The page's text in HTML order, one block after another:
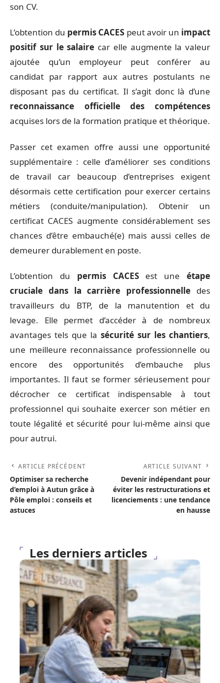
son CV.
L’obtention du permis CACES peut avoir un impact
positif sur le salaire car elle augmente la valeur
ajoutée qu’un employeur peut conférer au
candidat par rapport aux autres postulants ne
disposant pas du certificat. Il s’agit donc là d’une
reconnaissance officielle des compétences
acquises lors de la formation pratique et théorique.
Passer cet examen offre aussi une opportunité
supplémentaire : celle d’améliorer ses conditions
de travail car beaucoup d’entreprises exigent
désormais cette certification pour exercer certains
métiers (conduite/manipulation). Obtenir un
certificat CACES augmente considérablement ses
chances d’être embauché(e) mais aussi celles de
demeurer durablement en poste.
L’obtention du permis CACESest uneétape
cruciale dans la carrière professionnelle des
travailleurs du BTP, de la manutention et du
levage. Elle permet d’accéder à de nombreux
avantages tels que la sécurité sur les chantiers,
une meilleure reconnaissance professionnelle ou
encore des opportunités d’embauche plus
importantes. Il faut se former sérieusement pour
décrocher ce certificat indispensable à tout
professionnel qui souhaite exercer son métier en
toute légalité et sécurité pour lui-même ainsi que
pour autrui.
ARTICLE PRÉCÉDENT
Optimiser sa recherche
d’emploi à Autun grâce à
Pôle emploi : conseils et
astuces
ARTICLE SUIVANT
Devenir indépendant pour
éviter les restructurations et
licenciements : une tendance
en hausse
Les derniers articles